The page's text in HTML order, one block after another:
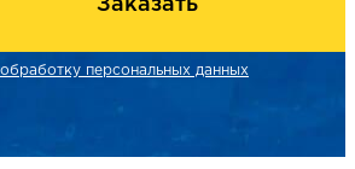
Заказать
персональных данных